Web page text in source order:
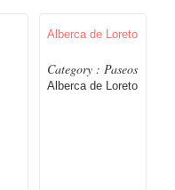
Alberca de Loreto
Category : Paseos
Alberca de Loreto